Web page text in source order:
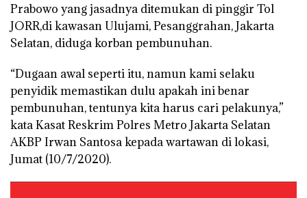
Prabowo yang jasadnya ditemukan di pinggir Tol
JORR,di kawasan Ulujami, Pesanggrahan, Jakarta
Selatan, diduga korban pembunuhan.
“Dugaan awal seperti itu, namun kami selaku
penyidik memastikan dulu apakah ini benar
pembunuhan, tentunya kita harus cari pelakunya,”
kata Kasat Reskrim Polres Metro Jakarta Selatan
AKBP Irwan Santosa kepada wartawan di lokasi,
Jumat (10/7/2020).